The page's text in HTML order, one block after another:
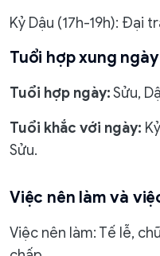
Kỷ Dậu (17h-19h): Đại
Tuổi hợp xung ngày
Tuổi hợp ngày:Sửu,
Tuổi khắc với ngày:
Sửu.
Việc nên làm và
Việc nên làm: Tế lễ,